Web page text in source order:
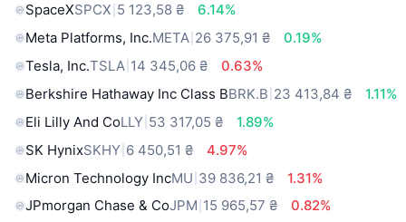
SpaceXSPCX 5 123,58 ₴
6.14%
Meta Platforms, Inc.META 26 375,91 ₴
0.19%
Tesla, Inc.TSLA 14 345,06 ₴
0.63%
Berkshire Hathaway Inc Class BBRK.B 23 413,84 ₴
1.11%
Eli Lilly And CoLLY 53 317,05 ₴
1.89%
SK HynixSKHY 6 450,51 ₴
4.97%
Micron Technology IncMU 39 836,21 ₴
1.31%
JPmorgan Chase & CoJPM 15 965,57 ₴
0.82%